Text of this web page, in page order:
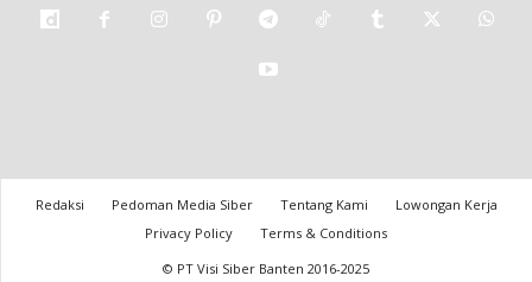
Redaksi Pedoman Media Siber Tentang Kami
Lowongan Kerja
Privacy Policy
Terms & Conditions
© PT Visi Siber Banten 2016-2025